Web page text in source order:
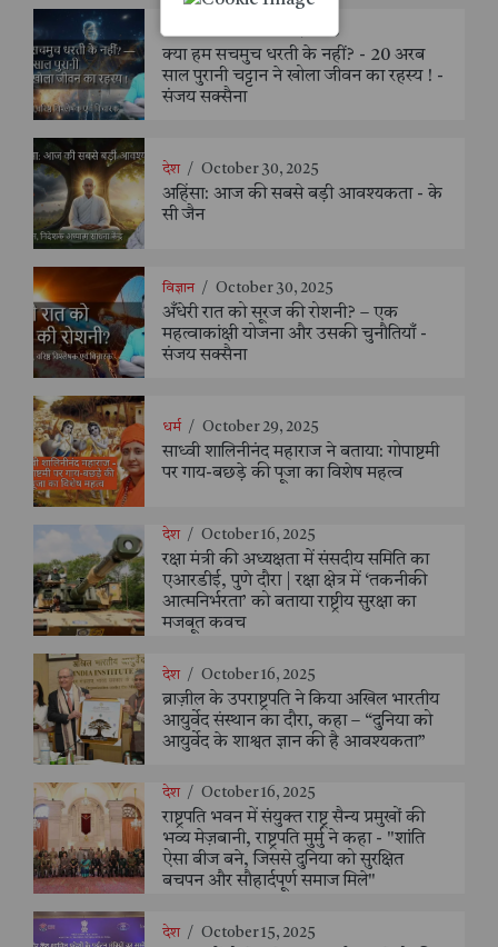
November 8, 2025
क्या हम सचमुच धरती के नहीं? - 20 अरब
साल पुरानी चट्टान ने खोला जीवन का रहस्य ! -
संजय सक्सैना
देश / October 30, 2025
अहिंसा: आज की सबसे बड़ी आवश्यकता - के
सी जैन
विज्ञान / October 30, 2025
अँधेरी रात को सूरज की रोशनी? – एक
महत्वाकांक्षी योजना और उसकी चुनौतियाँ -
संजय सक्सैना
धर्म / October 29, 2025
साध्वी शालिनीनंद महाराज ने बताया: गोपाष्टमी
पर गाय-बछड़े की पूजा का विशेष महत्व
देश / October 16, 2025
रक्षा मंत्री की अध्यक्षता में संसदीय समिति का
एआरडीई, पुणे दौरा | रक्षा क्षेत्र में ‘तकनीकी
आत्मनिर्भरता’ को बताया राष्ट्रीय सुरक्षा का
मजबूत कवच
देश / October 16, 2025
ब्राज़ील के उपराष्ट्रपति ने किया अखिल भारतीय
आयुर्वेद संस्थान का दौरा, कहा – “दुनिया को
आयुर्वेद के शाश्वत ज्ञान की है आवश्यकता”
देश / October 16, 2025
राष्ट्रपति भवन में संयुक्त राष्ट्र सैन्य प्रमुखों की
भव्य मेज़बानी, राष्ट्रपति मुर्मु ने कहा - "शांति
ऐसा बीज बने, जिससे दुनिया को सुरक्षित
बचपन और सौहार्दपूर्ण समाज मिले"
देश / October 15, 2025